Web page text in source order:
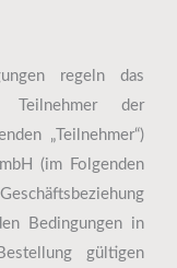
regeln das
Teilnehmer der
„Teilnehmer“)
(im Folgenden
Bedingungen in
gültigen